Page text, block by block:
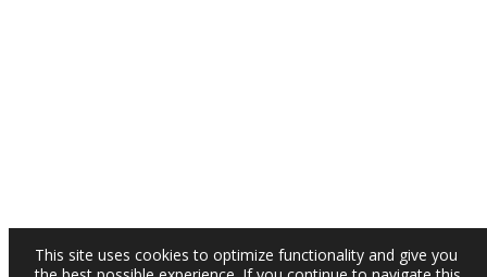
This site uses cookies to optimize functionality and give you